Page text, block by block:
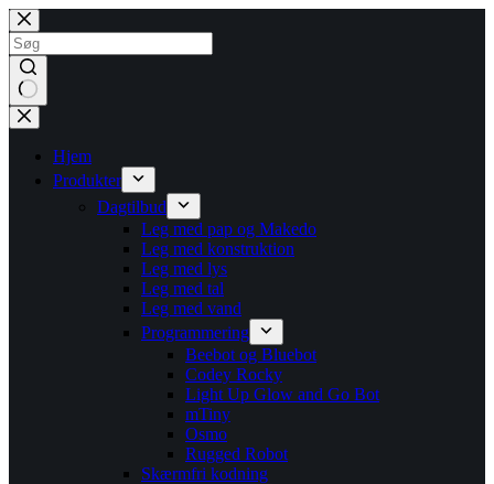
Fortsæt
til
indhold
Ingen
resultater
Hjem
Produkter
Dagtilbud
Leg med pap og Makedo
Leg med konstruktion
Leg med lys
Leg med tal
Leg med vand
Programmering
Beebot og Bluebot
Codey Rocky
Light Up Glow and Go Bot
mTiny
Osmo
Rugged Robot
Skærmfri kodning